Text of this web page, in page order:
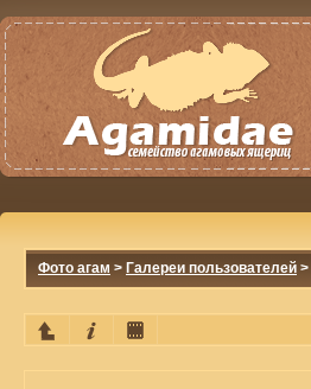
Фото агам > Галереи пользователей >